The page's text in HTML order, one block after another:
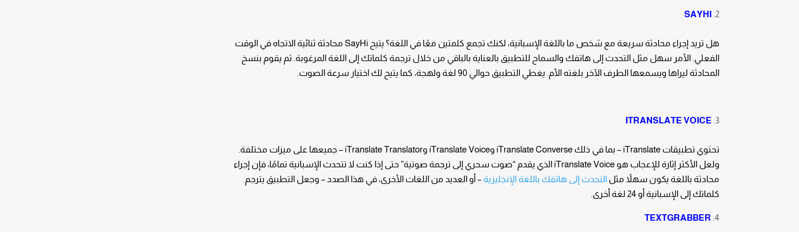
SAYHI
هل تريد إجراء محادثة سريعة مع شخص ما باللغة الإسبانية، لكنك تجمع كلمتين معًا في اللغة؟ يتيح SayHi محادثة ثنائية الاتجاه في الوقت
الفعلي. الأمر سهل مثل التحدث إلى هاتفك والسماح للتطبيق بالعناية بالباقي من خلال ترجمة كلماتك إلى اللغة المرغوبة. ثم يقوم بنسخ
المحادثة ليراها ويسمعها الطرف الآخر بلغته الأم. يغطي التطبيق حوالي 90 لغة ولهجة، كما يتيح لك اختيار سرعة الصوت.
ITRANSLATE VOICE
تحتوي تطبيقات iTranslate – بما في ذلك iTranslate Converse وiTranslate Voice وiTranslate Translator – جميعها على ميزات مختلفة.
ولعل الأكثر إثارة للإعجاب هو iTranslate Voice الذي يقدم “صوت سحري إلى ترجمة صوتية” حتى إذا كنت لا تتحدث الإسبانية تمامًا، فإن إجراء
محادثة باللغة يكون سهلاً مثلالتحدث إلى هاتفك باللغة الإنجليزية– أو العديد من اللغات الأخرى، في هذا الصدد – وجعل التطبيق يترجم
كلماتك إلى الإسبانية أو 24 لغة أخرى.
TEXTGRABBER